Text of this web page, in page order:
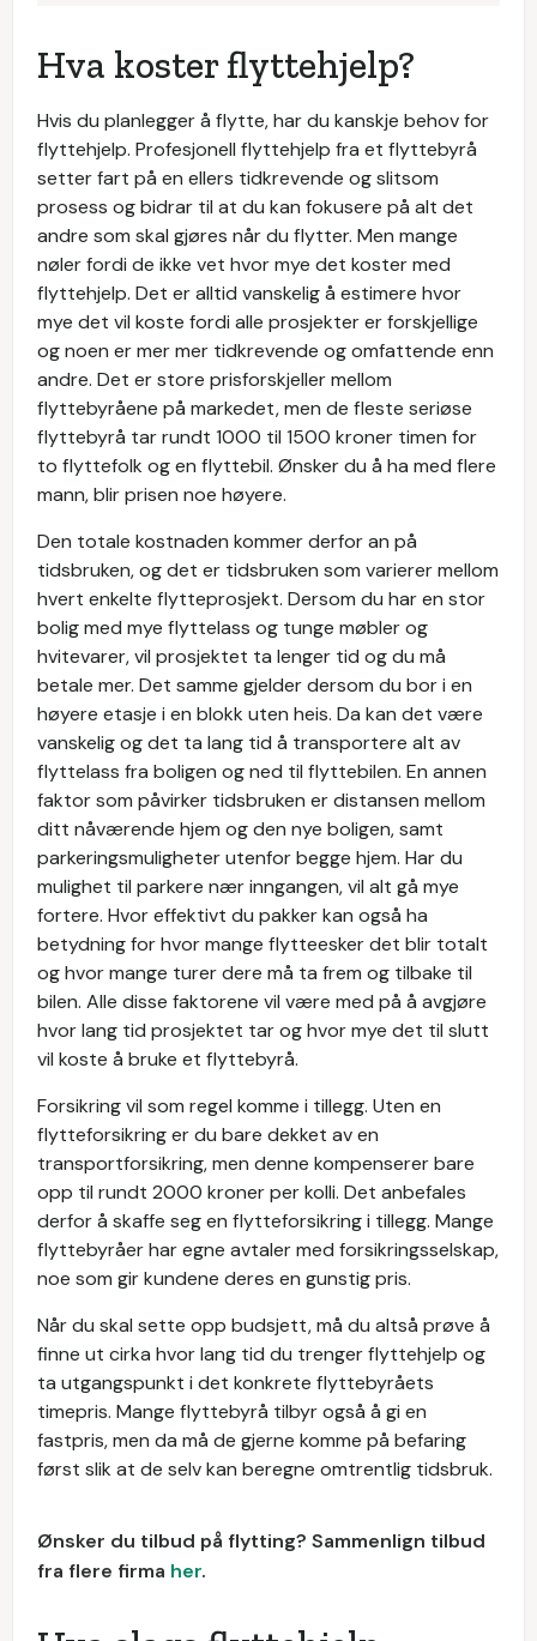
Hva koster flyttehjelp?
Hvis du planlegger å flytte, har du kanskje behov for
flyttehjelp. Profesjonell flyttehjelp fra et flyttebyrå
setter fart på en ellers tidkrevende og slitsom
prosess og bidrar til at du kan fokusere på alt det
andre som skal gjøres når du flytter. Men mange
nøler fordi de ikke vet hvor mye det koster med
flyttehjelp. Det er alltid vanskelig å estimere hvor
mye det vil koste fordi alle prosjekter er forskjellige
og noen er mer mer tidkrevende og omfattende enn
andre. Det er store prisforskjeller mellom
flyttebyråene på markedet, men de fleste seriøse
flyttebyrå tar rundt 1000 til 1500 kroner timen for
to flyttefolk og en flyttebil. Ønsker du å ha med flere
mann, blir prisen noe høyere.
Den totale kostnaden kommer derfor an på
tidsbruken, og det er tidsbruken som varierer mellom
hvert enkelte flytteprosjekt. Dersom du har en stor
bolig med mye flyttelass og tunge møbler og
hvitevarer, vil prosjektet ta lenger tid og du må
betale mer. Det samme gjelder dersom du bor i en
høyere etasje i en blokk uten heis. Da kan det være
vanskelig og det ta lang tid å transportere alt av
flyttelass fra boligen og ned til flyttebilen. En annen
faktor som påvirker tidsbruken er distansen mellom
ditt nåværende hjem og den nye boligen, samt
parkeringsmuligheter utenfor begge hjem. Har du
mulighet til parkere nær inngangen, vil alt gå mye
fortere. Hvor effektivt du pakker kan også ha
betydning for hvor mange flytteesker det blir totalt
og hvor mange turer dere må ta frem og tilbake til
bilen. Alle disse faktorene vil være med på å avgjøre
hvor lang tid prosjektet tar og hvor mye det til slutt
vil koste å bruke et flyttebyrå.
Forsikring vil som regel komme i tillegg. Uten en
flytteforsikring er du bare dekket av en
transportforsikring, men denne kompenserer bare
opp til rundt 2000 kroner per kolli. Det anbefales
derfor å skaffe seg en flytteforsikring i tillegg. Mange
flyttebyråer har egne avtaler med forsikringsselskap,
noe som gir kundene deres en gunstig pris.
Når du skal sette opp budsjett, må du altså prøve å
finne ut cirka hvor lang tid du trenger flyttehjelp og
ta utgangspunkt i det konkrete flyttebyråets
timepris. Mange flyttebyrå tilbyr også å gi en
fastpris, men da må de gjerne komme på befaring
først slik at de selv kan beregne omtrentlig tidsbruk.
Ønsker du tilbud på flytting? Sammenlign tilbud
fra flere firma her.